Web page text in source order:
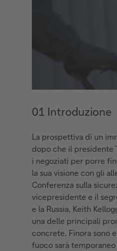
01 Introduzione
La prospettiva di un
dopo che il presidente
i negoziati per porre
la sua visione con gli
Conferenza sulla
vicepresidente e il
e la Russia, Keith
una delle principali
concrete. Finora sono
fuoco sarà